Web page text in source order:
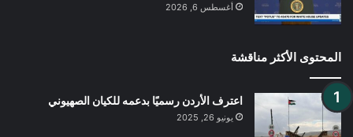
أغسطس 6, 2026
المحتوى الأكثر مناقشة
اعترف الأردن رسميًا بدعمه للكيان الصهيوني
يونيو 26, 2025